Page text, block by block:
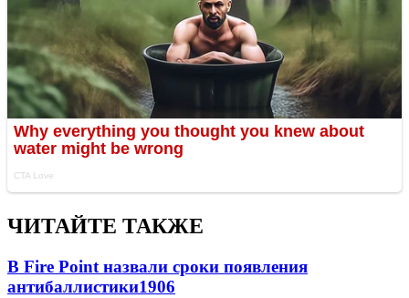
ЧИТАЙТЕ ТАКЖЕ
В Fire Point назвали сроки появления
антибаллистики1906